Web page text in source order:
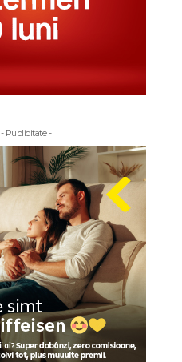
- Publicitate -